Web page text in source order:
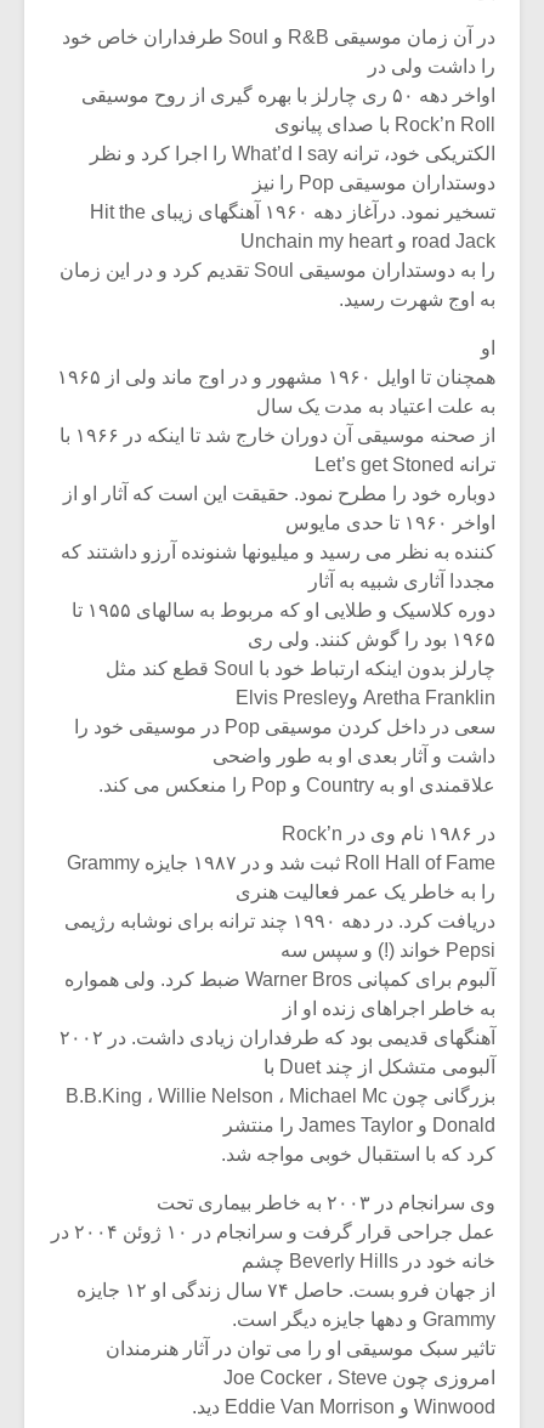
در آن زمان موسیقی R&B و Soul طرفداران خاص خود
را داشت ولی در
اواخر دهه ۵۰ ری چارلز با بهره گیری از روح موسیقی
Rock’n Roll با صدای پیانوی
الکتریکی خود، ترانه What’d I say را اجرا کرد و نظر
دوستداران موسیقی Pop را نیز
تسخیر نمود. درآغاز دهه ۱۹۶۰ آهنگهای زیبای Hit the
road Jack و Unchain my heart
را به دوستداران موسیقی Soul تقدیم کرد و در این زمان
به اوج شهرت رسید.
او
همچنان تا اوایل ۱۹۶۰ مشهور و در اوج ماند ولی از ۱۹۶۵
به علت اعتیاد به مدت یک سال
از صحنه موسیقی آن دوران خارج شد تا اینکه در ۱۹۶۶ با
ترانه Let’s get Stoned
دوباره خود را مطرح نمود. حقیقت این است که آثار او از
اواخر ۱۹۶۰ تا حدی مایوس
کننده به نظر می رسید و میلیونها شنونده آرزو داشتند که
مجددا آثاری شبیه به آثار
دوره کلاسیک و طلایی او که مربوط به سالهای ۱۹۵۵ تا
۱۹۶۵ بود را گوش کنند. ولی ری
چارلز بدون اینکه ارتباط خود با Soul قطع کند مثل
Aretha Franklin وElvis Presley
سعی در داخل کردن موسیقی Pop در موسیقی خود را
داشت و آثار بعدی او به طور واضحی
علاقمندی او به Country و Pop را منعکس می کند.
در ۱۹۸۶ نام وی در Rock’n
Roll Hall of Fame ثبت شد و در ۱۹۸۷ جایزه Grammy
را به خاطر یک عمر فعالیت هنری
دریافت کرد. در دهه ۱۹۹۰ چند ترانه برای نوشابه رژیمی
Pepsi خواند (!) و سپس سه
آلبوم برای کمپانی Warner Bros ضبط کرد. ولی همواره
به خاطر اجراهای زنده او از
آهنگهای قدیمی بود که طرفداران زیادی داشت. در ۲۰۰۲
آلبومی متشکل از چند Duet با
بزرگانی چون B.B.King ، Willie Nelson ، Michael Mc
Donald و James Taylor را منتشر
کرد که با استقبال خوبی مواجه شد.
وی سرانجام در ۲۰۰۳ به خاطر بیماری تحت
عمل جراحی قرار گرفت و سرانجام در ۱۰ ژوئن ۲۰۰۴ در
خانه خود در Beverly Hills چشم
از جهان فرو بست. حاصل ۷۴ سال زندگی او ۱۲ جایزه
Grammy و دهها جایزه دیگر است.
تاثیر سبک موسیقی او را می توان در آثار هنرمندان
امروزی چون Joe Cocker ، Steve
Winwood و Eddie Van Morrison دید.
میکلوش روژا
یادداشتی بر موسیقی
اگر نمی توانی
مشهورترین باشی،
بدنام ترین باش
برگزار
موسیقی